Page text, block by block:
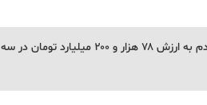
مدیرعامل شرکت بازرگانی دولتی ایران، از خرید تضمینی بیش از ۳ میلیون و ۸۰۰ هزار تُن گندم به ارزش ۷۸ هزار و ۲۰۰ میلیارد تومان در سه